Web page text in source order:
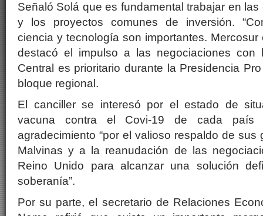
Señaló Solá que es fundamental trabajar en
y los proyectos comunes de inversión.
ciencia y tecnología son importantes. Mercosur
destacó el impulso a las negociaciones con
Central es prioritario durante la Presidencia
bloque regional.
El canciller se interesó por el estado de
vacuna contra el Covi-19 de cada
agradecimiento “por el valioso respaldo de sus
Malvinas y a la reanudación de las
Reino Unido para alcanzar una solución
soberanía”.
Por su parte, el secretario de Relaciones